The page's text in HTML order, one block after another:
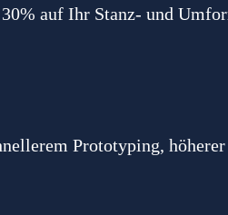
auf Ihr Stanz- und
Prototyping,